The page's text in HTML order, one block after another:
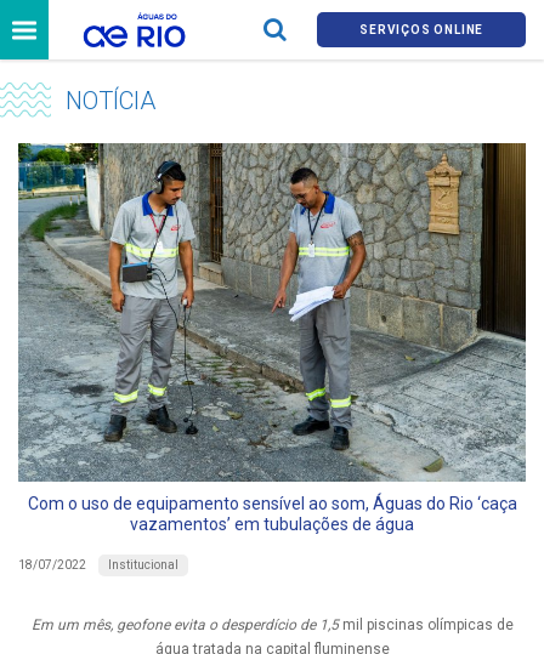
SERVIÇOS ONLINE
NOTÍCIA
Com o uso de equipamento sensível ao som, Águas do Rio ‘caça
vazamentos’ em tubulações de água
18/07/2022 Institucional
Em um mês, geofone evita o desperdício de 1,5mil piscinas olímpicas de
água tratada na capital fluminense